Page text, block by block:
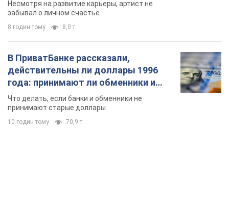
Несмотря на развитие карьеры, артист не
забывал о личном счастье
8 годин тому 8,0 т.
В ПриватБанке рассказали,
действительны ли доллары 1996
года: принимают ли обменники и
банки такие купюры
Что делать, если банки и обменники не
принимают старые доллары
10 годин тому 70,9 т.